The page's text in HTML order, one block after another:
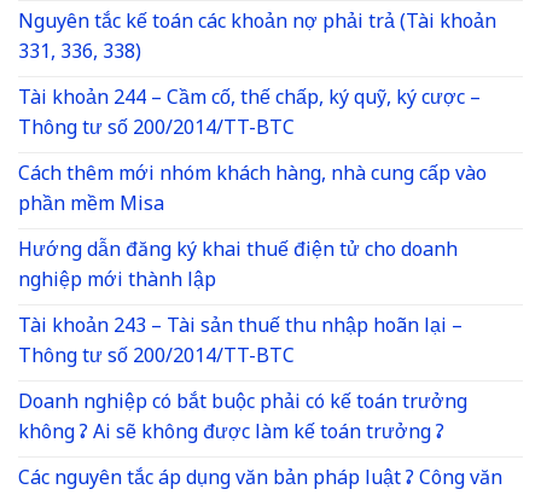
Nguyên tắc kế toán các khoản nợ phải trả (Tài khoản
331, 336, 338)
Tài khoản 244 – Cầm cố, thế chấp, ký quỹ, ký cược –
Thông tư số 200/2014/TT-BTC
Cách thêm mới nhóm khách hàng, nhà cung cấp vào
phần mềm Misa
Hướng dẫn đăng ký khai thuế điện tử cho doanh
nghiệp mới thành lập
Tài khoản 243 – Tài sản thuế thu nhập hoãn lại –
Thông tư số 200/2014/TT-BTC
Doanh nghiệp có bắt buộc phải có kế toán trưởng
không ? Ai sẽ không được làm kế toán trưởng ?
Các nguyên tắc áp dụng văn bản pháp luật ? Công văn